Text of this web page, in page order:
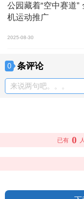
公园藏着“空中赛道”
机运动推广
2025-08-30
0 条评论
来说两句吧。。。
已有 0